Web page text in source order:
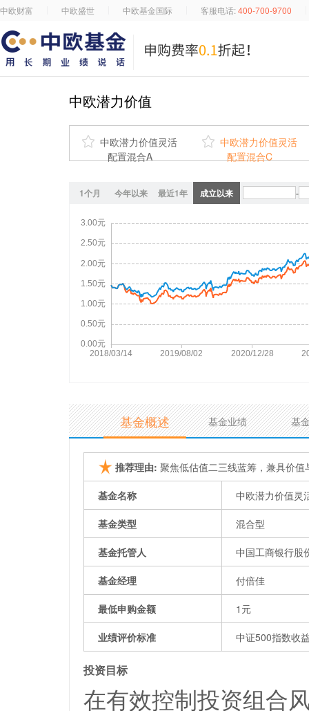
中欧财富 中欧盛世 中欧基金国际 客服电话:400-700-9700
中欧潜力价值
 中欧潜力价值灵活
配置混合A
 中欧潜力价值灵活
配置混合C
1个月 今年以来 最近1年 成立以来 -
基金概述 基金业绩 基
推荐理由: 聚焦低估值二三线蓝筹，兼具价值
基金名称 中欧潜力价值灵
基金类型 混合型
基金托管人 中国工商银行股
基金经理 付倍佳
最低申购金额 1元
业绩评价标准 中证500指数收
投资目标
在有效控制投资组合